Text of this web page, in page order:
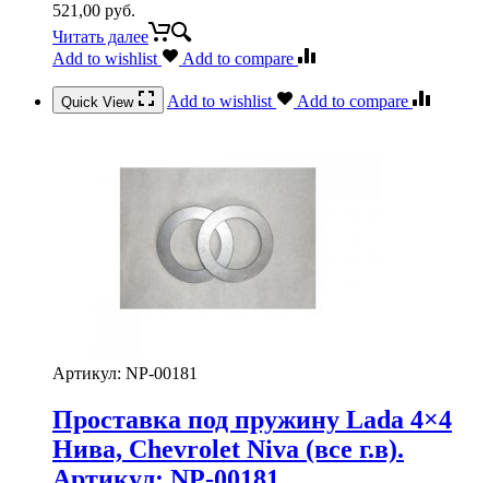
521,00 руб.
Читать далее
Add to wishlist
Add to compare
Quick View Add to wishlist Add to compare
Артикул: NP-00181
Проставка под пружину Lada 4×4
Нива, Chevrolet Niva (все г.в).